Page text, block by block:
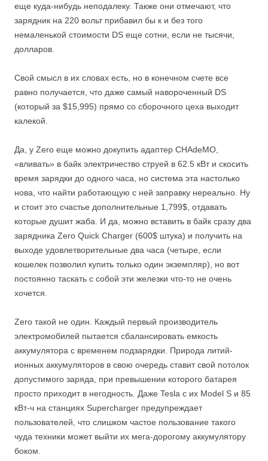
еще куда-нибудь неподалеку. Также они отмечают, что
зарядник на 220 вольт прибавил бы к и без того
немаленькой стоимости DS еще сотни, если не тысячи,
долларов.
Свой смысл в их словах есть, но в конечном счете все
равно получается, что даже самый навороченный DS
(который за $15,995) прямо со сборочного цеха выходит
калекой.
Да, у Zero еще можно докупить адаптер CHAdeMO,
«вливать» в байк электричество струей в 62.5 кВт и скосить
время зарядки до одного часа, но система эта настолько
нова, что найти работающую с ней заправку нереально. Ну
и стоит это счастье дополнительные 1,799$, отдавать
которые душит жаба. И да, можно вставить в байк сразу два
зарядника Zero Quick Charger (600$ штука) и получить на
выходе удовлетворительные два часа (четыре, если
кошелек позволил купить только один экземпляр), но вот
постоянно таскать с собой эти железки что-то не очень
хочется.
Zero такой не один. Каждый первый производитель
электромобилей пытается сбалансировать емкость
аккумулятора с временем подзарядки. Природа литий-
ионных аккумуляторов в свою очередь ставит свой потолок
допустимого заряда, при превышении которого батарея
просто приходит в негодность. Даже Tesla с их Model S и 85
кВт-ч на станциях Supercharger предупреждает
пользователей, что слишком частое пользование такого
чуда техники может выйти их мега-дорогому аккумулятору
боком.